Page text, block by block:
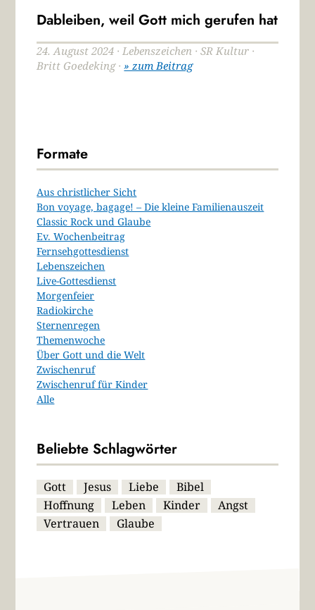
Dableiben, weil Gott mich gerufen hat
24. August 2024 · Lebenszeichen · SR Kultur ·
Britt Goedeking ·» zum Beitrag
Formate
Aus christlicher Sicht
Bon voyage, bagage! – Die kleine Familienauszeit
Classic Rock und Glaube
Ev. Wochenbeitrag
Fernsehgottesdienst
Lebenszeichen
Live-Gottesdienst
Morgenfeier
Radiokirche
Sternenregen
Themenwoche
Über Gott und die Welt
Zwischenruf
Zwischenruf für Kinder
Alle
Beliebte Schlagwörter
Gott Jesus Liebe
Bibel
Hoffnung
Leben Kinder
Angst
Vertrauen
Glaube